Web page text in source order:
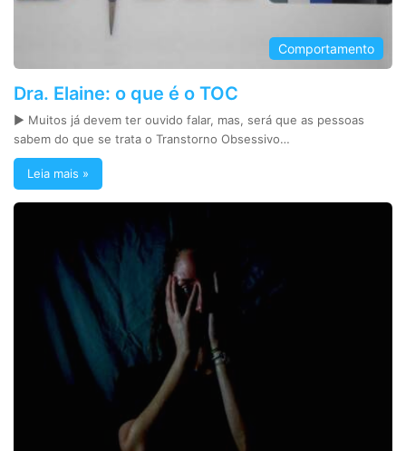
Comportamento
Dra. Elaine: o que é o TOC
► Muitos já devem ter ouvido falar, mas, será que as pessoas
sabem do que se trata o Transtorno Obsessivo…
Leia mais »